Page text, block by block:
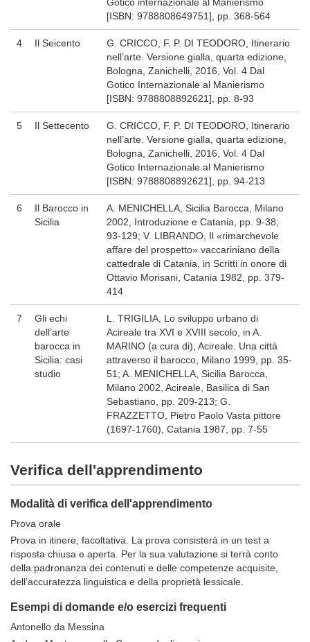
[ISBN: 9788808649751], pp. 368-564
4 Il Seicento
G. CRICCO, F. P. DI TEODORO, Itinerario
nell’arte. Versione gialla, quarta edizione,
Bologna, Zanichelli, 2016, Vol. 4 Dal
Gotico Internazionale al Manierismo
[ISBN: 9788808892621], pp. 8-93
5 Il Settecento
G. CRICCO, F. P. DI TEODORO, Itinerario
nell’arte. Versione gialla, quarta edizione,
Bologna, Zanichelli, 2016, Vol. 4 Dal
Gotico Internazionale al Manierismo
[ISBN: 9788808892621], pp. 94-213
6
Il Barocco in
Sicilia
A. MENICHELLA, Sicilia Barocca, Milano
2002, Introduzione e Catania, pp. 9-38;
93-129; V. LIBRANDO, Il «rimarchevole
affare del prospetto» vaccariniano della
cattedrale di Catania, in Scritti in onore di
Ottavio Morisani, Catania 1982, pp. 379-
414
7
Gli echi
dell’arte
barocca in
Sicilia: casi
studio
L. TRIGILIA, Lo sviluppo urbano di
Acireale tra XVI e XVIII secolo, in A.
MARINO (a cura di), Acireale. Una città
attraverso il barocco, Milano 1999, pp. 35-
51; A. MENICHELLA, Sicilia Barocca,
Milano 2002, Acireale, Basilica di San
Sebastiano, pp. 209-213; G.
FRAZZETTO, Pietro Paolo Vasta pittore
(1697-1760), Catania 1987, pp. 7-55
Verifica dell'apprendimento
Modalità di verifica dell'apprendimento
Prova orale
Prova in itinere, facoltativa. La prova consisterà in un test a
risposta chiusa e aperta. Per la sua valutazione si terrà conto
della padronanza dei contenuti e delle competenze acquisite,
dell’accuratezza linguistica e della proprietà lessicale.
Esempi di domande e/o esercizi frequenti
Antonello da Messina